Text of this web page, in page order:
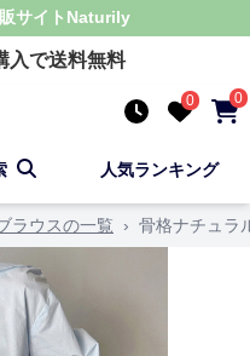
サイト Naturily
入で送料無料
0 0
人気ランキング
ラウスの一覧 › 骨格ナチュラ